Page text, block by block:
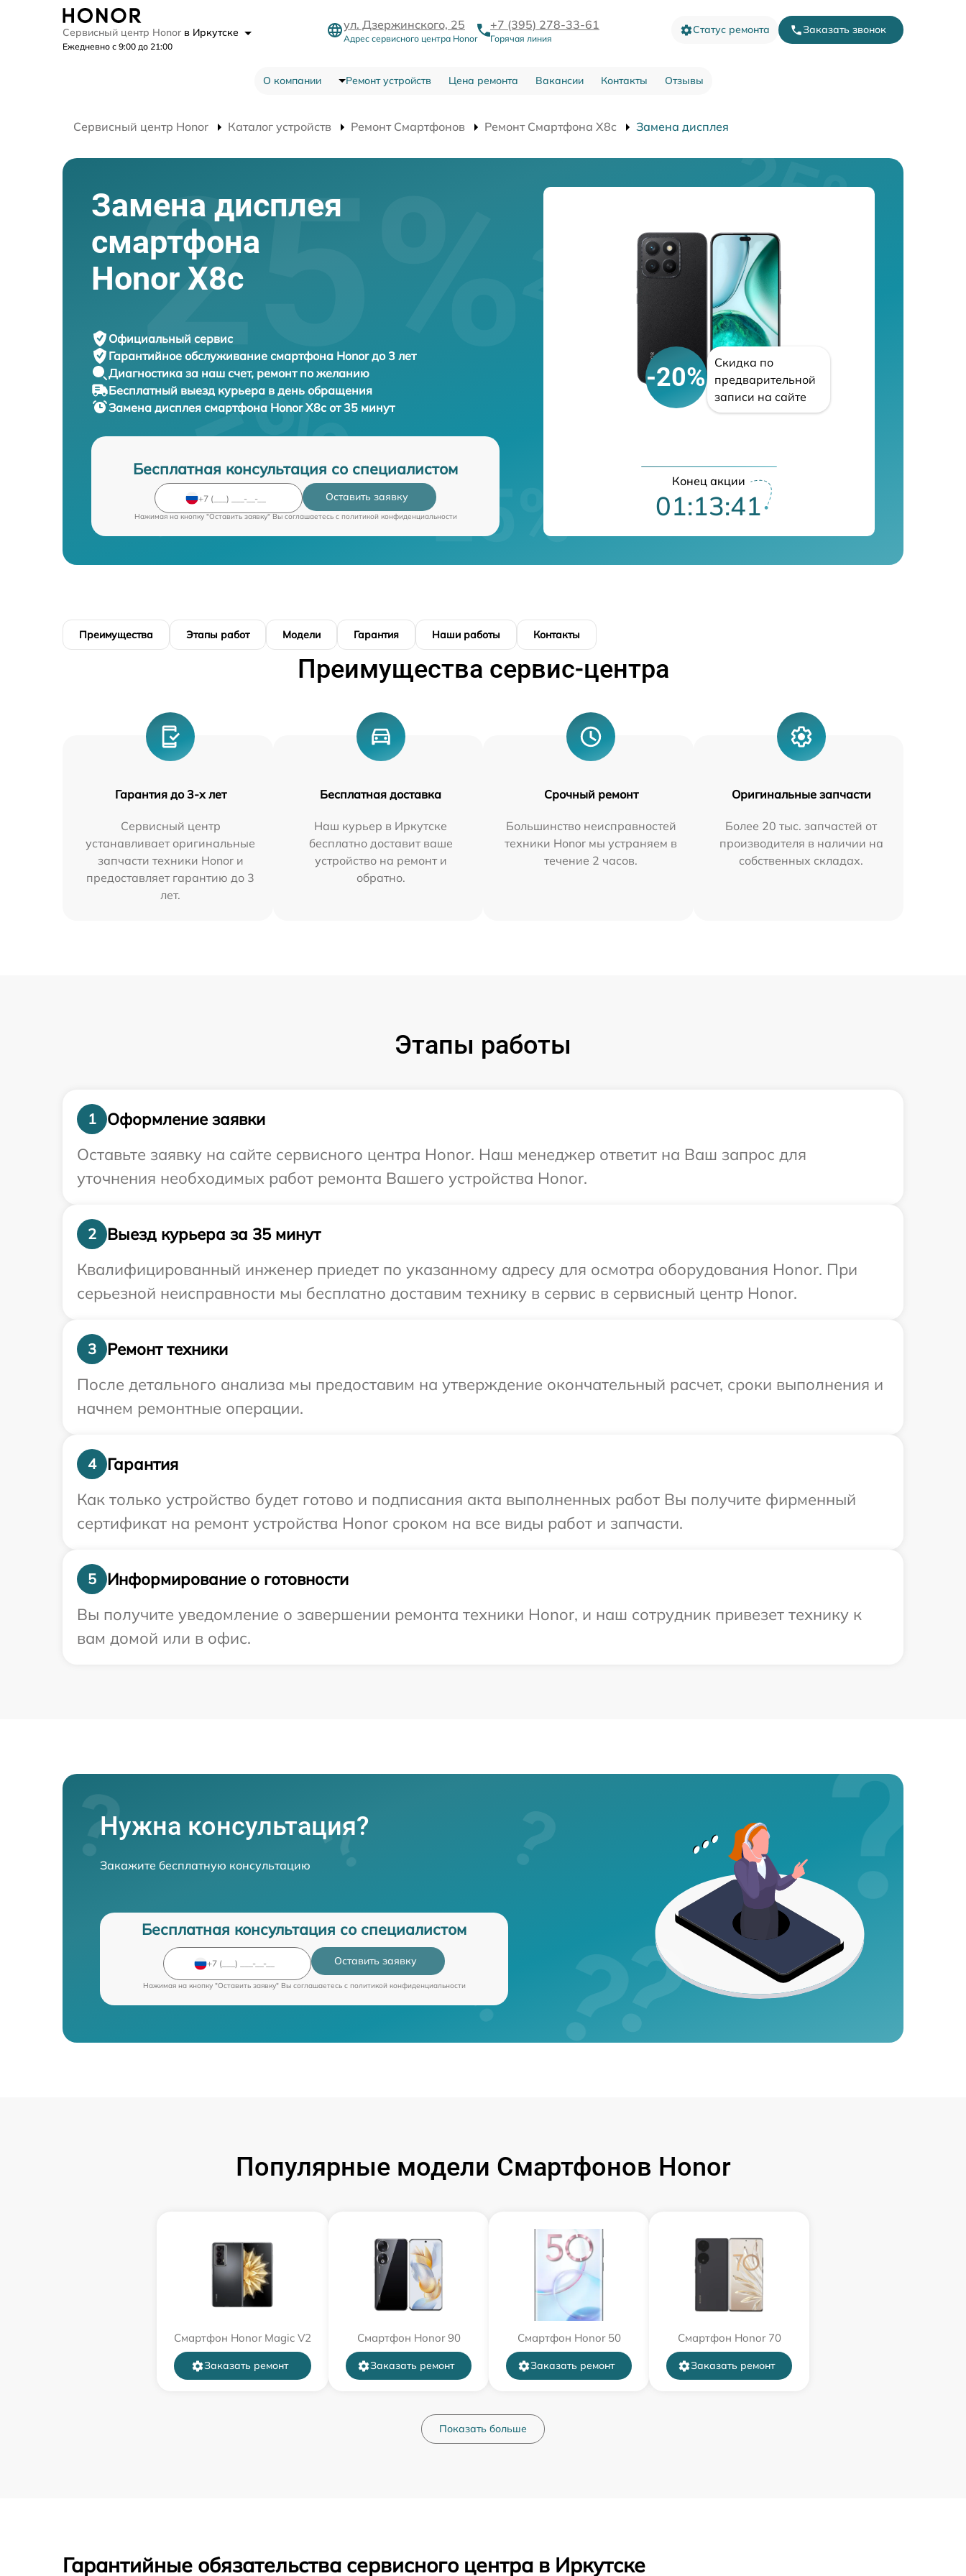
Сервисный центр Honor в Иркутске
Ежедневно с 9:00 до 21:00
ул. Дзержинского, 25
Адрес сервисного центра Honor
+7 (395) 278-33-61
Горячая линия
Статус ремонта Заказать звонок
О компании Ремонт устройств Цена ремонта Вакансии Контакты Отзывы
Сервисный центр Honor Каталог устройств Ремонт Смартфонов Ремонт Смартфона X8c Замена дисплея
Замена дисплея
смартфона
Honor X8c
Официальный сервис
Гарантийное обслуживание смартфона Honor до 3 лет
Диагностика за наш счет, ремонт по желанию
Бесплатный выезд курьера в день обращения
Замена дисплея смартфона Honor X8c от 35 минут
Бесплатная консультация со специалистом
Оставить заявку
Нажимая на кнопку "Оставить заявку" Вы соглашаетесь c политикой конфиденциальности
-20%
Скидка по
предварительной
записи на сайте
Конец акции
01:13:40
Преимущества Этапы работ Модели Гарантия Наши работы Контакты
Преимущества сервис-центра
Гарантия до 3-х лет
Сервисный центр
устанавливает оригинальные
запчасти техники Honor и
предоставляет гарантию до 3
лет.
Бесплатная доставка
Наш курьер в Иркутске
бесплатно доставит ваше
устройство на ремонт и
обратно.
Срочный ремонт
Большинство неисправностей
техники Honor мы устраняем в
течение 2 часов.
Оригинальные запчасти
Более 20 тыс. запчастей от
производителя в наличии на
собственных складах.
Этапы работы
1
Оформление заявки
Оставьте заявку на сайте сервисного центра Honor. Наш менеджер ответит на Ваш запрос для
уточнения необходимых работ ремонта Вашего устройства Honor.
2
Выезд курьера за 35 минут
Квалифицированный инженер приедет по указанному адресу для осмотра оборудования Honor. При
серьезной неисправности мы бесплатно доставим технику в сервис в сервисный центр Honor.
3
Ремонт техники
После детального анализа мы предоставим на утверждение окончательный расчет, сроки выполнения и
начнем ремонтные операции.
4
Гарантия
Как только устройство будет готово и подписания акта выполненных работ Вы получите фирменный
сертификат на ремонт устройства Honor сроком на все виды работ и запчасти.
5
Информирование о готовности
Вы получите уведомление о завершении ремонта техники Honor, и наш сотрудник привезет технику к
вам домой или в офис.
Нужна консультация?
Закажите бесплатную консультацию
Бесплатная консультация со специалистом
Оставить заявку
Нажимая на кнопку "Оставить заявку" Вы соглашаетесь c политикой конфиденциальности
Популярные модели Смартфонов Honor
Смартфон Honor Magic V2
Заказать ремонт
Смартфон Honor 90
Заказать ремонт
Смартфон Honor 50
Заказать ремонт
Смартфон Honor 70
Заказать ремонт
Показать больше
Гарантийные обязательства сервисного центра в Иркутске